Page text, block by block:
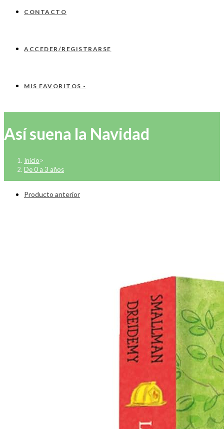
CONTACTO
ACCEDER/REGISTRARSE
MIS FAVORITOS -
Así suena la Navidad
Inicio>
De 0 a 3 años
Producto anterior